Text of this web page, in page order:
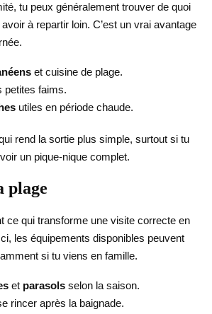
tu peux généralement trouver de quoi
à repartir loin. C’est un vrai avantage
et cuisine de plage.
petites faims.
utiles en période chaude.
rend la sortie plus simple, surtout si tu
un pique-nique complet.
plage
ce qui transforme une visite correcte en
les équipements disponibles peuvent
si tu viens en famille.
et parasols selon la saison.
rincer après la baignade.